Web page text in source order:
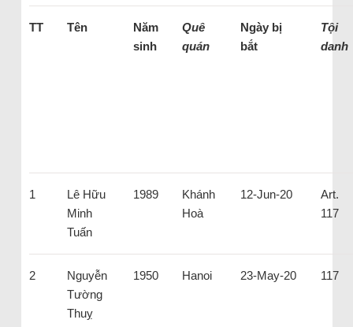
TT Tên
Năm
sinh
Quê
quán
Ngày bị
bắt
Tội
danh
1
Lê Hữu
Minh
Tuấn
1989
Khánh
Hoà
12-Jun-20
Art.
117
2
Nguyễn
Tường
Thuỵ
1950 Hanoi 23-May-20 117